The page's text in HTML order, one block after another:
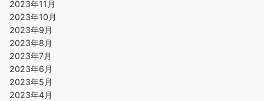
2023年11月
2023年10月
2023年9月
2023年8月
2023年7月
2023年6月
2023年5月
2023年4月